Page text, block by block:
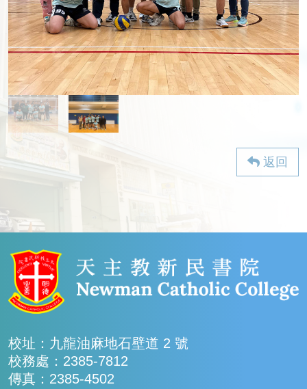
返回
校址：九龍油麻地石壁道 2 號
校務處：2385-7812
傳真：2385-4502